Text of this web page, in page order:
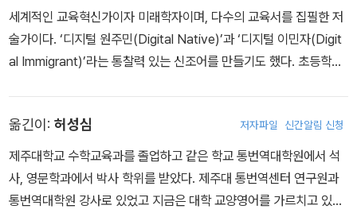
세계적인 교육혁신가이자 미래학자이며, 다수의 교육서를 집필한 저
술가이다. ‘디지털 원주민(Digital Native)’과 ‘디지털 이민자(Digit
al Immigrant)’라는 통찰력 있는 신조어를 만들기도 했다. 초등학교
다. 현재 여러 기관의 자문단으로 활동하며, 최근에는 비영리 국제단
체인 ‘20억 어린이 프로젝트(twobillionkids.world)’와 ‘역량강화
국제사업단(ministry-of-eai.org)’을 설립해 21세기를 이끌어갈 알
파세대를 위한 활동을 이어가고 있다. 《세상에 없던 아이들이 온다》
옮긴이: 허성심 저자파일 신간알림 신청
제주대학교 수학교육과를 졸업하고 같은 학교 통번역대학원에서 석
사, 영문학과에서 박사 학위를 받았다. 제주대 통번역센터 연구원과
통번역대학원 강사로 있었고 지금은 대학 교양영어를 가르치고 있으